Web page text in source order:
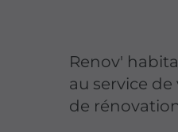
Renov'
au service
de